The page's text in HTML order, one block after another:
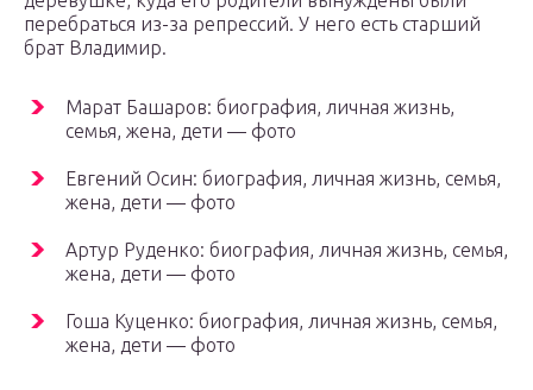
перебраться из-за репрессий. У него есть старший
брат Владимир.
Марат Башаров: биография, личная жизнь,
семья, жена, дети — фото
Евгений Осин: биография, личная жизнь, семья,
жена, дети — фото
Артур Руденко: биография, личная жизнь, семья,
жена, дети — фото
Гоша Куценко: биография, личная жизнь, семья,
жена, дети — фото